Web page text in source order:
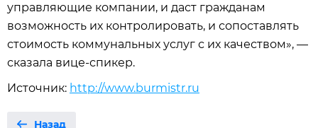
управляющие компании, и даст гражданам
возможность их контролировать, и сопоставлять
стоимость коммунальных услуг с их качеством», —
сказала вице-спикер.
Источник: http://www.burmistr.ru
Назад